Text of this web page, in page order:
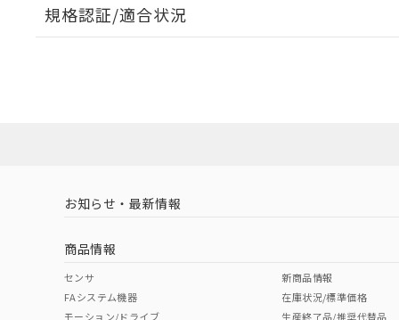
EU RoHS 注意事項・凡例
中国 RoHS 注意事項・凡例
中国 RoHS表
Pb Hg Cr(VI)
規格認証/適合状況
（イギリス
（ノルウェー
お知らせ・最新情報
商品情報
センサ
FAシステム機器
モーション/ドライブ
新商品情報
在庫状況/標準価格
生産終了品/推奨代替品